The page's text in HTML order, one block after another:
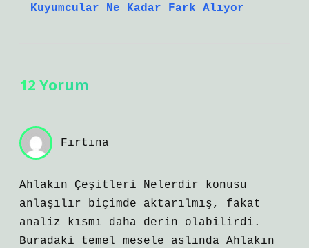
Kuyumcular Ne Kadar Fark Alıyor
12 Yorum
Fırtına
Ahlakın Çeşitleri Nelerdir konusu
anlaşılır biçimde aktarılmış, fakat
analiz kısmı daha derin olabilirdi.
Buradaki temel mesele aslında Ahlakın